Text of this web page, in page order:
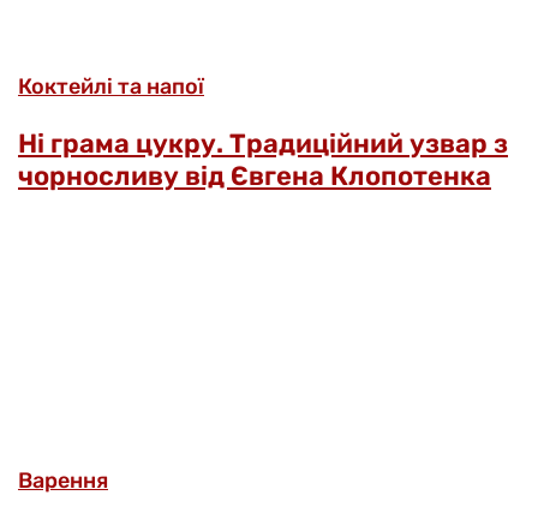
Коктейлі та напої
Ні грама цукру. Традиційний узвар з
чорносливу від Євгена Клопотенка
Варення